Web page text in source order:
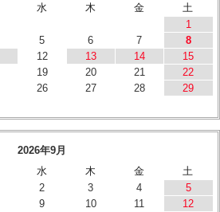
水 木 金
土
1
5 6 7
8
12 13 14
15
19 20 21
22
26 27 28
29
2026年9月
水 木 金
土
2 3 4
5
9 10 11
12